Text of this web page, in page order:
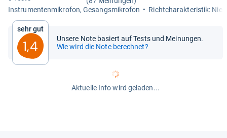
Instru­men­ten­mi­kro­fon, Gesangs­mi­kro­fon
Richt­cha­rak­te­ris­tik:
Sehr gut
1,4
Unsere Note basiert auf Tests und Meinungen.
Wie wird die Note berechnet?
Aktuelle Info wird geladen...